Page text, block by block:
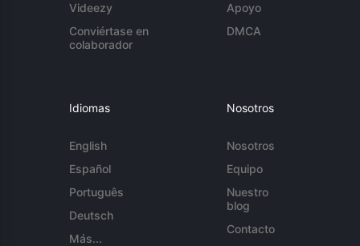
Videezy
Conviértase en
colaborador
Apoyo
DMCA
Idiomas
English
Español
Português
Deutsch
Más...
Nosotros
Nosotros
Equipo
Nuestro
blog
Contacto